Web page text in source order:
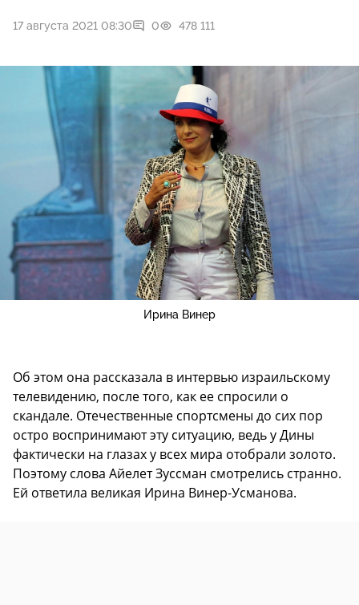
17 августа 2021 08:30 0 478 111
Ирина Винер
Об этом она рассказала в интервью израильскому
телевидению, после того, как ее спросили о
скандале. Отечественные спортсмены до сих пор
остро воспринимают эту ситуацию, ведь у Дины
фактически на глазах у всех мира отобрали золото.
Поэтому слова Айелет Зуссман смотрелись странно.
Ей ответила великая Ирина Винер-Усманова.